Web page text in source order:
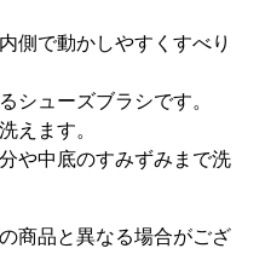
側で動かしやすくすべり
シューズブラシです。
えます。
や中底のすみずみまで洗
商品と異なる場合がござ